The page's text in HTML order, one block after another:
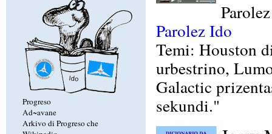
Progreso
Ad~avane
Arkivo di Progreso che
Parolez Ido
Temi: Houston
urbestrino,
Galactic
sekundi."